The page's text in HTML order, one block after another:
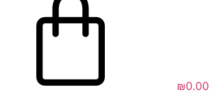
₪0.00